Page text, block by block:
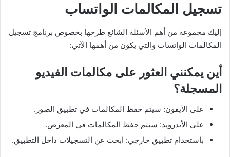
تسجيل المكالمات الواتساب
إليك مجموعة من أهم الأسئلة الشائع طرحها بخصوص برنامج تسجيل
المكالمات الواتساب والتي يكون من أهمها الآتي:
أين يمكنني العثور على مكالمات الفيديو
المسجلة؟
على الآيفون: سيتم حفظ المكالمات في تطبيق الصور.
على الأندرويد: سيتم حفظ المكالمات في المعرض.
باستخدام تطبيق خارجي: ابحث عن التسجيلات داخل التطبيق.